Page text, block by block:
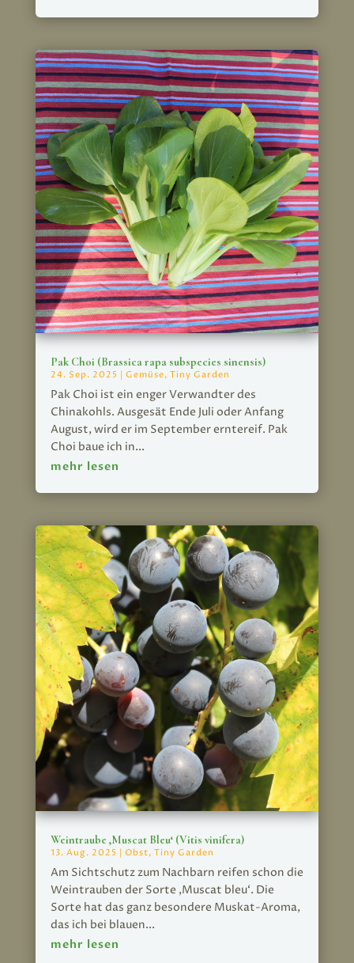
Pak Choi (Brassica rapa subspecies sinensis)
24. Sep. 2025 | Gemüse, Tiny Garden
Pak Choi ist ein enger Verwandter des
Chinakohls. Ausgesät Ende Juli oder Anfang
August, wird er im September erntereif. Pak
Choi baue ich in...
mehr lesen
Weintraube ‚Muscat Bleu‘ (Vitis vinifera)
13. Aug. 2025 | Obst, Tiny Garden
Am Sichtschutz zum Nachbarn reifen schon die
Weintrauben der Sorte ‚Muscat bleu‘. Die
Sorte hat das ganz besondere Muskat-Aroma,
das ich bei blauen...
mehr lesen